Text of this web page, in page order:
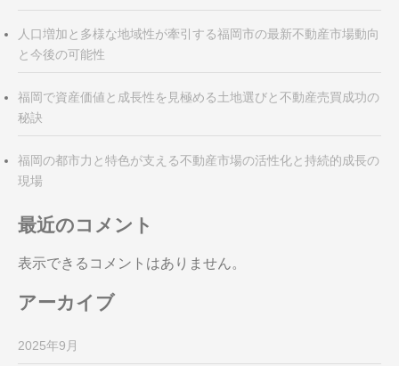
人口増加と多様な地域性が牽引する福岡市の最新不動産市場動向
と今後の可能性
福岡で資産価値と成長性を見極める土地選びと不動産売買成功の
秘訣
福岡の都市力と特色が支える不動産市場の活性化と持続的成長の
現場
最近のコメント
表示できるコメントはありません。
アーカイブ
2025年9月